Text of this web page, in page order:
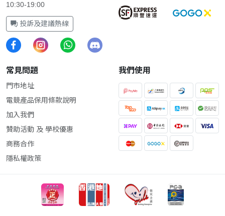
10:30-19:00
投訴及建議熱線
常見問題
門市地址
電競產品保用條款說明
加入我們
贊助活動 及 學校優惠
商務合作
隱私權政策
我們使用